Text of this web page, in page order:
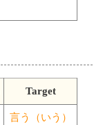
Target
言う（いう）